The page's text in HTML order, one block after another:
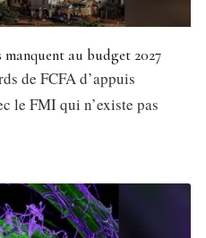
au budget 2027
de FCFA d’appuis
le FMI qui n’existe pas